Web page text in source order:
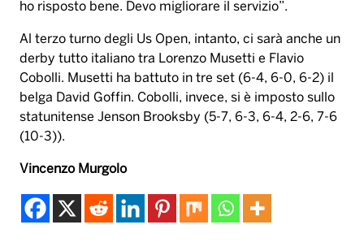
ho risposto bene. Devo migliorare il servizio”.
Al terzo turno degli Us Open, intanto, ci sarà anche un
derby tutto italiano tra Lorenzo Musetti e Flavio
Cobolli. Musetti ha battuto in tre set (6-4, 6-0, 6-2) il
belga David Goffin. Cobolli, invece, si è imposto sullo
statunitense Jenson Brooksby (5-7, 6-3, 6-4, 2-6, 7-6
(10-3)).
Vincenzo Murgolo